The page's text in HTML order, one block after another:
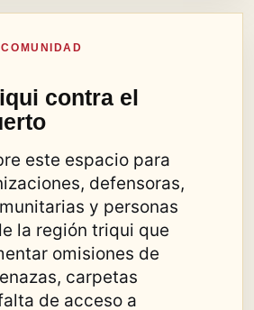
contra el
este espacio para
defensoras,
y personas
la región triqui que
omisiones de
carpetas
de acceso a